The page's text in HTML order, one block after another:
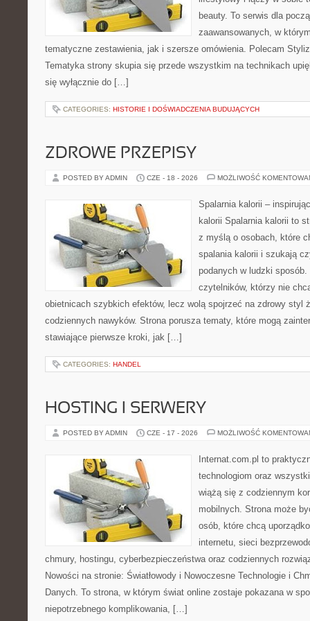
beauty. To serwis dla
zaawansowanych, w
tematyczne zestawienia, jak i szersze omówienia. Polecam
Tematyka strony skupia się przede wszystkim na technikach
się wyłącznie do […]
CATEGORIES: HISTORIE I DOŚWIADCZENIA BUDUJĄCYCH
ZDROWE PRZEPISY
POSTED BY ADMIN CZE - 18 - 2026 MOŻLIWOŚĆ
Spalarnia kalorii –
kalorii Spalarnia kalorii to
z myślą o osobach, które
spalania kalorii i szukają
podanych w ludzki sposób.
czytelników, którzy nie
obietnicach szybkich efektów, lecz wolą spojrzeć na zdrowy styl
codziennych nawyków. Strona porusza tematy, które mogą
stawiające pierwsze kroki, jak […]
CATEGORIES: HANDEL
HOSTING I SERWERY
POSTED BY ADMIN CZE - 17 - 2026 MOŻLIWOŚĆ
Internat.com.pl to
technologiom oraz
wiążą się z codziennym
mobilnych. Strona może
osób, które chcą
internetu, sieci
chmury, hostingu, cyberbezpieczeństwa oraz codziennych
Nowości na stronie: Światłowody i Nowoczesne Technologie i
Danych. To strona, w którym świat online zostaje pokazana w
niepotrzebnego komplikowania, […]